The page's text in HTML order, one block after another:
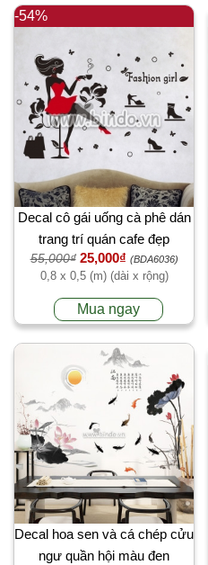
-54%
Decal cô gái uống cà phê dán
trang trí quán cafe đẹp
55,000₫ 25,000₫ (BDA6036)
0,8 x 0,5 (m) (dài x rộng)
Mua ngay
Decal hoa sen và cá chép cửu
ngư quần hội màu đen